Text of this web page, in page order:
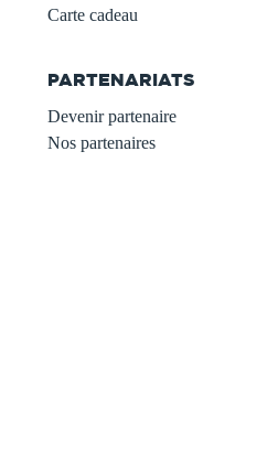
Carte cadeau
PARTENARIATS
Devenir partenaire
Nos partenaires